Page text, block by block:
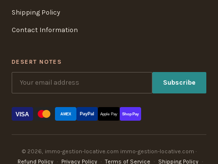
Shipping Policy
Contact Information
DESERT NOTES
Subscribe
VISA AMEX PayPal Apple Pay Shop Pay
© 2026, immo-gestion-locative.com immo-gestion-locative.com ·
Refund Policy · Privacy Policy · Terms of Service · Shipping Policy ·